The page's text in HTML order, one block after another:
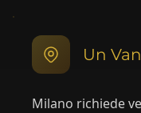
Un
Milano richiede